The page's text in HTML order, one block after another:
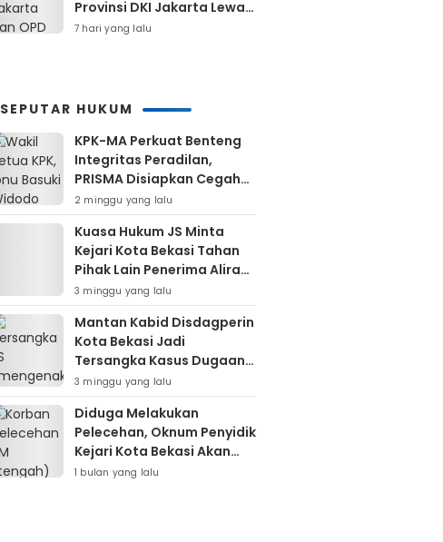
Provinsi DKI Jakarta Lewat
Retribusi Dan Pajak
7 hari yang lalu
SEPUTAR HUKUM
KPK-MA Perkuat Benteng
Integritas Peradilan,
PRISMA Disiapkan Cegah
Korupsi Sejak Hulu
2 minggu yang lalu
Kuasa Hukum JS Minta
Kejari Kota Bekasi Tahan
Pihak Lain Penerima Aliran
Dana Rp80 Juta
3 minggu yang lalu
Mantan Kabid Disdagperin
Kota Bekasi Jadi
Tersangka Kasus Dugaan
Pungli MCK Pasar
Bantargebang
3 minggu yang lalu
Diduga Melakukan
Pelecehan, Oknum Penyidik
Kejari Kota Bekasi Akan
Dilaporkan
1 bulan yang lalu